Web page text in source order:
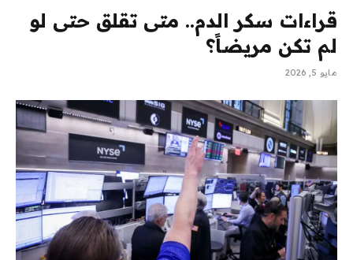
قراءات سكر الدم.. متى تقلق حتى لو
لم تكن مريضاً؟
مايو 5, 2026